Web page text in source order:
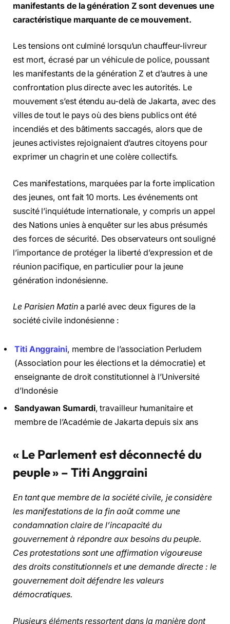
manifestants de la génération Z sont devenues une
caractéristique marquante de ce mouvement.
Les tensions ont culminé lorsqu’un chauffeur-livreur
est mort, écrasé par un véhicule de police, poussant
les manifestants de la génération Z et d’autres à une
confrontation plus directe avec les autorités. Le
mouvement s’est étendu au-delà de Jakarta, avec des
villes de tout le pays où des biens publics ont été
incendiés et des bâtiments saccagés, alors que de
jeunes activistes rejoignaient d’autres citoyens pour
exprimer un chagrin et une colère collectifs.
Ces manifestations, marquées par la forte implication
des jeunes, ont fait 10 morts. Les événements ont
suscité l’inquiétude internationale, y compris un appel
des Nations unies à enquêter sur les abus présumés
des forces de sécurité. Des observateurs ont souligné
l’importance de protéger la liberté d’expression et de
réunion pacifique, en particulier pour la jeune
génération indonésienne.
Le Parisien Matina parlé avec deux figures de la
société civile indonésienne :
Titi Anggraini, membre de l’association Perludem
(Association pour les élections et la démocratie) et
enseignante de droit constitutionnel à l’Université
d’Indonésie
Sandyawan Sumardi, travailleur humanitaire et
membre de l’Académie de Jakarta depuis six ans
« Le Parlement est déconnecté du
peuple » – Titi Anggraini
En tant que membre de la société civile, je considère
les manifestations de la fin août comme une
condamnation claire de l’incapacité du
gouvernement à répondre aux besoins du peuple.
Ces protestations sont une affirmation vigoureuse
des droits constitutionnels et une demande directe : le
gouvernement doit défendre les valeurs
démocratiques.
Plusieurs éléments ressortent dans la manière dont